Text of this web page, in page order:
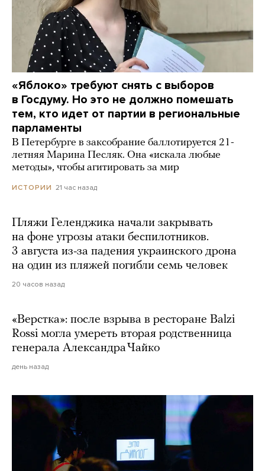
«Яблоко» требуют снять с выборов
в Госдуму. Но это не должно помешать
тем, кто идет от партии в региональные
парламенты
В Петербурге в заксобрание баллотируется 21-
летняя Марина Песляк. Она «искала любые
методы», чтобы агитировать за мир
ИСТОРИИ 21 час назад
Пляжи Геленджика начали закрывать
на фоне угрозы атаки беспилотников.
3 августа из-за падения украинского дрона
на один из пляжей погибли семь человек
20 часов назад
«Верстка»: после взрыва в ресторане Balzi
Rossi могла умереть вторая родственница
генерала Александра Чайко
день назад